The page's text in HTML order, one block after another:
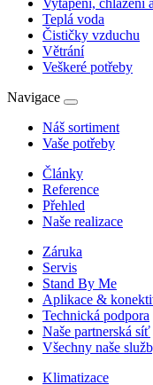
Vytápění, chlazení
Teplá voda
Čističky vzduchu
Větrání
Veškeré potřeby
Navigace
Náš sortiment
Vaše potřeby
Články
Reference
Přehled
Naše realizace
Záruka
Servis
Stand By Me
Aplikace &
Technická podpora
Naše partnerská síť
Všechny naše
Klimatizace